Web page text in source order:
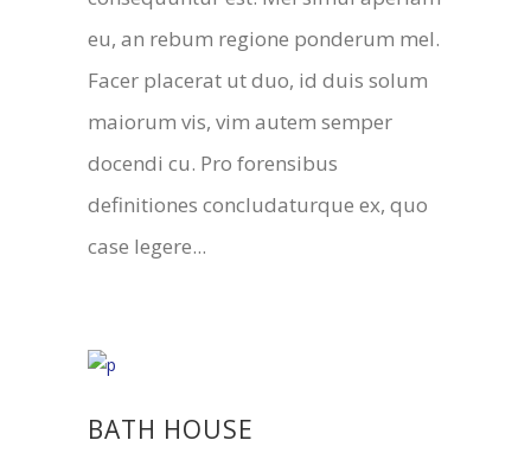
eu, an rebum regione ponderum mel.
Facer placerat ut duo, id duis solum
maiorum vis, vim autem semper
docendi cu. Pro forensibus
definitiones concludaturque ex, quo
case legere...
BATH HOUSE